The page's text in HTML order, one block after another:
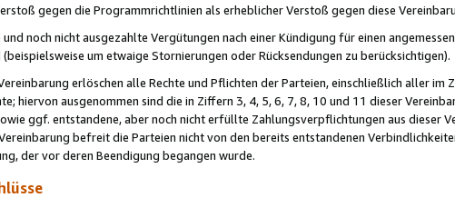
gegen die Programmrichtlinien als erheblicher Verstoß gegen diese
noch nicht ausgezahlte Vergütungen nach einer Kündigung für einen
um etwaige Stornierungen oder Rücksendungen zu berücksichtigen).
erlöschen alle Rechte und Pflichten der Parteien, einschließlich aller im
hiervon ausgenommen sind die in Ziffern 3, 4, 5, 6, 7, 8, 10 und 11 dieser
ggf. entstandene, aber noch nicht erfüllte Zahlungsverpflichtungen aus dieser
befreit die Parteien nicht von den bereits entstandenen
der vor deren Beendigung begangen wurde.